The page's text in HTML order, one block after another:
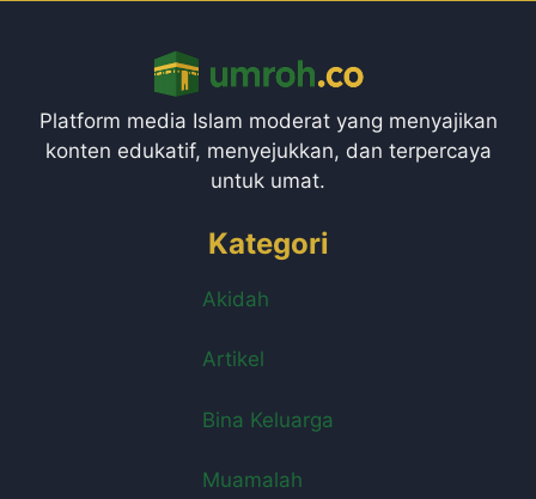
Platform media Islam moderat yang menyajikan
konten edukatif, menyejukkan, dan terpercaya
untuk umat.
Kategori
Akidah
Artikel
Bina Keluarga
Muamalah